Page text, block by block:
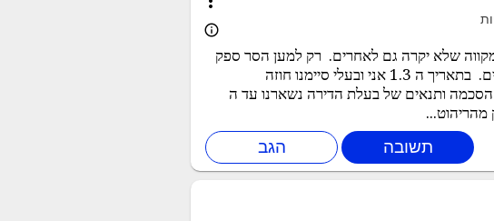
info_outline
שלא יקרה גם לאחרים. רק למען הסר ספק
אני לא מתכוונת לכתוב שמות ולמסור פרטים אישיים. בתאריך ה 1.3 אני ובעלי סיימנו חוזה
תאריך הסיום היה ב 1.1.21 אך עם הסכמה ותנאים של בעלת הדירה נשארנו עד ה